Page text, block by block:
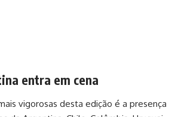
entra em cena
vigorosas desta edição é a presença